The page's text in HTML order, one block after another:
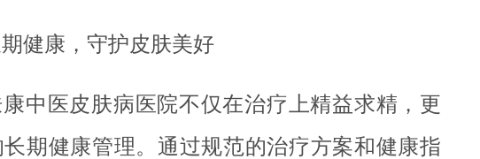
健康，守护皮肤美好
中医皮肤病医院不仅在治疗上精益求精，更
期健康管理。通过规范的治疗方案和健康指